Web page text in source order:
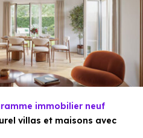
immobilier neuf
villas et maisons avec